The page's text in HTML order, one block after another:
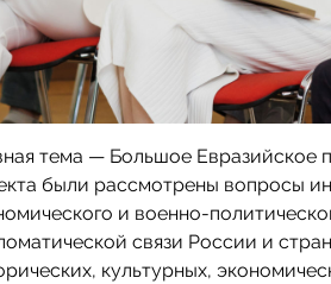
тема — Большое Евразийское
были рассмотрены вопросы
и военно-
связи России и
культурных,